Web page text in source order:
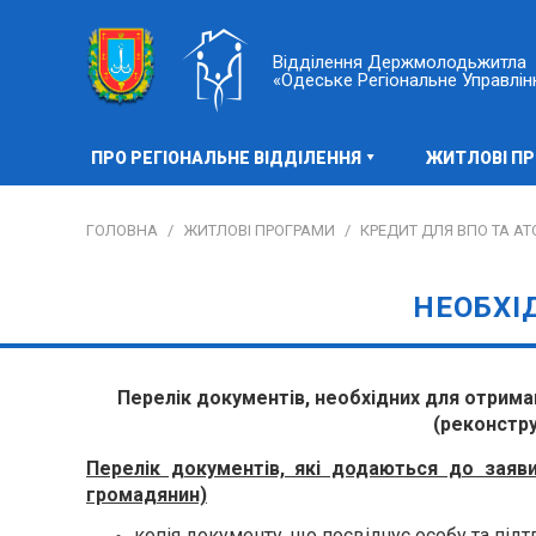
Відділення Держмолодьжитла
«Одеське Регіональне
ПРО РЕГІОНАЛЬНЕ ВІДДІЛЕННЯ ЖИТЛОВІ
ГОЛОВНА / ЖИТЛОВІ ПРОГРАМИ / КРЕДИТ ДЛЯ ВПО ТА
Перелік документів, необхідних для
Перелік документів, які додаються до
громадянин)